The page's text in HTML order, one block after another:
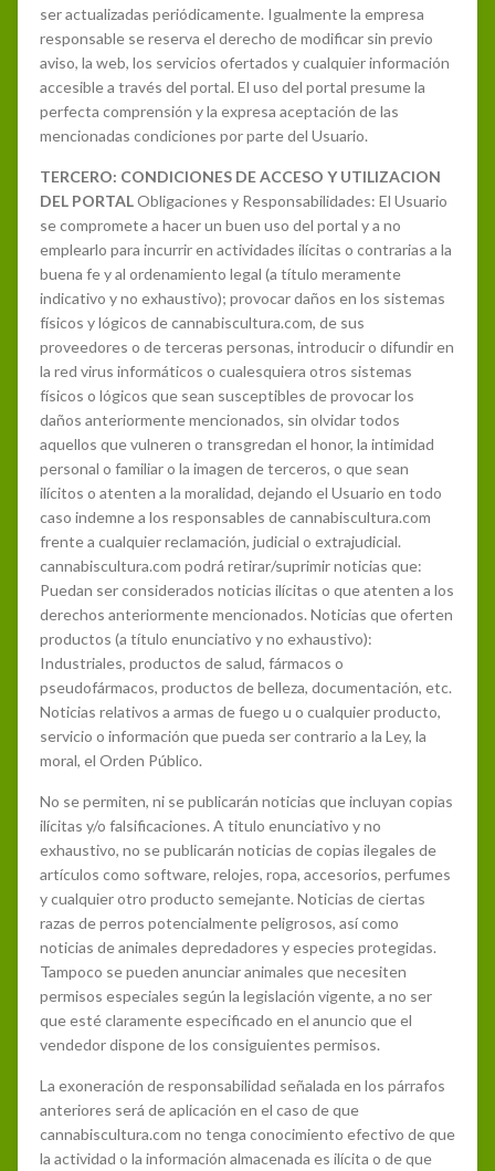
ser actualizadas periódicamente. Igualmente la empresa
responsable se reserva el derecho de modificar sin previo
aviso, la web, los servicios ofertados y cualquier información
accesible a través del portal. El uso del portal presume la
perfecta comprensión y la expresa aceptación de las
mencionadas condiciones por parte del Usuario.
TERCERO: CONDICIONES DE ACCESO Y UTILIZACION
DEL PORTALObligaciones y Responsabilidades: El Usuario
se compromete a hacer un buen uso del portal y a no
emplearlo para incurrir en actividades ilícitas o contrarias a la
buena fe y al ordenamiento legal (a título meramente
indicativo y no exhaustivo); provocar daños en los sistemas
físicos y lógicos de cannabiscultura.com, de sus
proveedores o de terceras personas, introducir o difundir en
la red virus informáticos o cualesquiera otros sistemas
físicos o lógicos que sean susceptibles de provocar los
daños anteriormente mencionados, sin olvidar todos
aquellos que vulneren o transgredan el honor, la intimidad
personal o familiar o la imagen de terceros, o que sean
ilícitos o atenten a la moralidad, dejando el Usuario en todo
caso indemne a los responsables de cannabiscultura.com
frente a cualquier reclamación, judicial o extrajudicial.
cannabiscultura.com podrá retirar/suprimir noticias que:
Puedan ser considerados noticias ilícitas o que atenten a los
derechos anteriormente mencionados. Noticias que oferten
productos (a título enunciativo y no exhaustivo):
Industriales, productos de salud, fármacos o
pseudofármacos, productos de belleza, documentación, etc.
Noticias relativos a armas de fuego u o cualquier producto,
servicio o información que pueda ser contrario a la Ley, la
moral, el Orden Público.
No se permiten, ni se publicarán noticias que incluyan copias
ilícitas y/o falsificaciones. A titulo enunciativo y no
exhaustivo, no se publicarán noticias de copias ilegales de
artículos como software, relojes, ropa, accesorios, perfumes
y cualquier otro producto semejante. Noticias de ciertas
razas de perros potencialmente peligrosos, así como
noticias de animales depredadores y especies protegidas.
Tampoco se pueden anunciar animales que necesiten
permisos especiales según la legislación vigente, a no ser
que esté claramente especificado en el anuncio que el
vendedor dispone de los consiguientes permisos.
La exoneración de responsabilidad señalada en los párrafos
anteriores será de aplicación en el caso de que
cannabiscultura.com no tenga conocimiento efectivo de que
la actividad o la información almacenada es ilícita o de que